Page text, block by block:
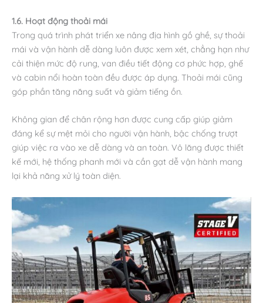
1.6. Hoạt động thoải mái
Trong quá trình phát triển xe nâng địa hình gồ ghề, sự thoải
mái và vận hành dễ dàng luôn được xem xét, chẳng hạn như
cải thiện mức độ rung, van điều tiết động cơ phức hợp, ghế
và cabin nổi hoàn toàn đều được áp dụng. Thoải mái cũng
góp phần tăng năng suất và giảm tiếng ồn.
Không gian để chân rộng hơn được cung cấp giúp giảm
đáng kể sự mệt mỏi cho người vận hành, bậc chống trượt
giúp việc ra vào xe dễ dàng và an toàn. Vô lăng được thiết
kế mới, hệ thống phanh mới và cần gạt dễ vận hành mang
lại khả năng xử lý toàn diện.